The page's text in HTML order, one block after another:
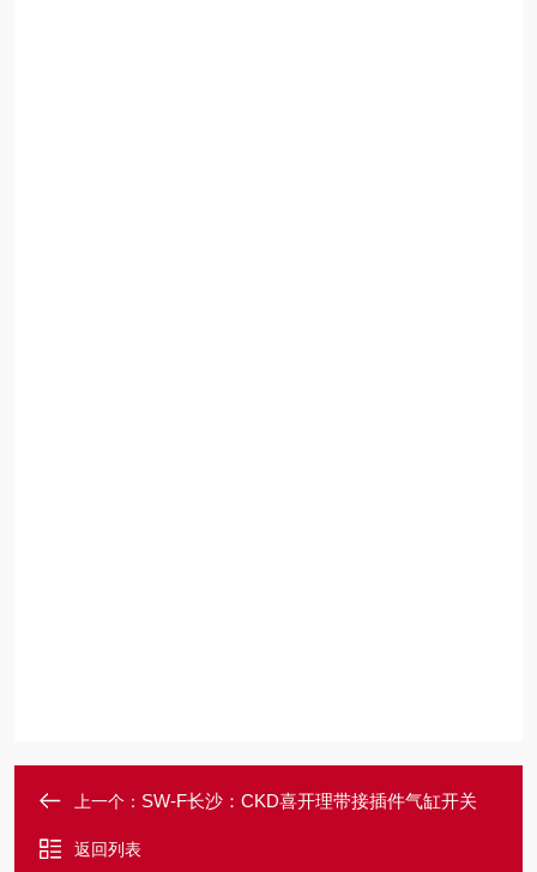
上一个： SW-F长沙：CKD喜开理带接插件气缸开关
返回列表